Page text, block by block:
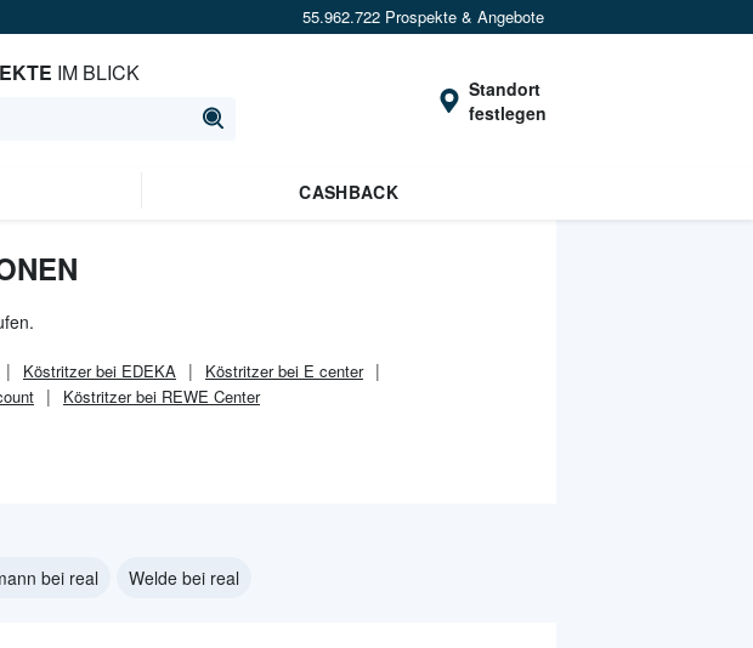
55.962.722 Prospekte & Angebote
IM BLICK
Standort
festlegen
CASHBACK
Köstritzer bei EDEKA
Köstritzer bei E center
Köstritzer bei REWE Center
bei real Welde bei real